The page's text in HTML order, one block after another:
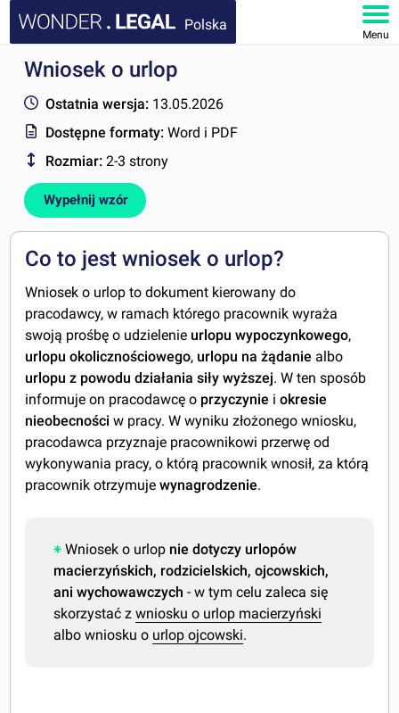
Polska
Menu
STRONA GŁÓWNA
DOKUMENTY
FAQ
MOJE KONTO
Wniosek o urlop
Ostatnia wersja: 13.05.2026
Dostępne formaty:Word i PDF
Rozmiar: 2-3 strony
Wypełnij wzór
Co to jest wniosek o urlop?
Wniosek o urlop to dokument kierowany do
pracodawcy, w ramach którego pracownik wyraża
swoją prośbę o udzielenie urlopu wypoczynkowego,
urlopu okolicznościowego, urlopu na żądanie albo
urlopu z powodu działania siły wyższej. W ten sposób
informuje on pracodawcę o przyczynie iokresie
nieobecności w pracy. W wyniku złożonego wniosku,
pracodawca przyznaje pracownikowi przerwę od
wykonywania pracy, o którą pracownik wnosił, za którą
pracownik otrzymujewynagrodzenie.
Wniosek o urlop nie dotyczy urlopów
macierzyńskich, rodzicielskich, ojcowskich,
ani wychowawczych- w tym celu zaleca się
skorzystać zwniosku o urlop macierzyński
albo wniosku o urlop ojcowski.